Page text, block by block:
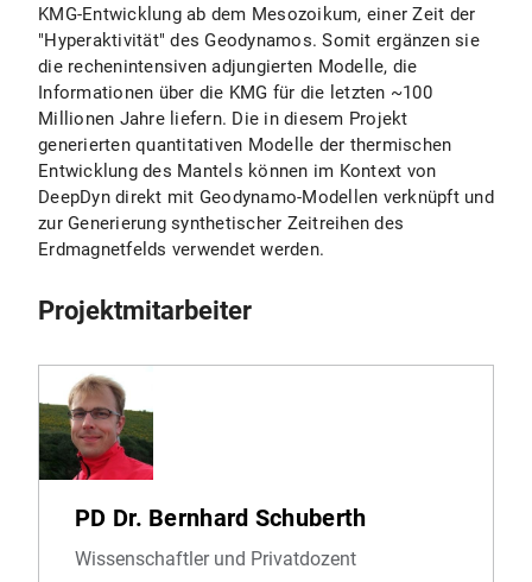
KMG-Entwicklung ab dem Mesozoikum, einer Zeit der
"Hyperaktivität" des Geodynamos. Somit ergänzen sie
die rechenintensiven adjungierten Modelle, die
Informationen über die KMG für die letzten ~100
Millionen Jahre liefern. Die in diesem Projekt
generierten quantitativen Modelle der thermischen
Entwicklung des Mantels können im Kontext von
DeepDyn direkt mit Geodynamo-Modellen verknüpft und
zur Generierung synthetischer Zeitreihen des
Erdmagnetfelds verwendet werden.
Projektmitarbeiter
PD Dr. Bernhard Schuberth
Wissenschaftler und Privatdozent